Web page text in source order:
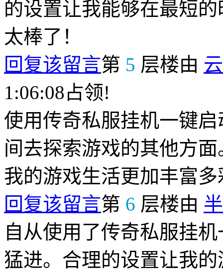
的设置让我能够在最短
太棒了！
回复该留言第 5 层楼由
1:06:08占领!
使用传奇私服挂机一键
间去探索游戏的其他方
我的游戏生活更加丰富多
回复该留言第 6 层楼由
自从使用了传奇私服挂
猛进。合理的设置让我